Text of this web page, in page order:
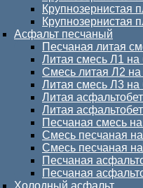
Крупнозернистая
Крупнозернистая
Асфальт песчаный
Песчаная литая
Литая смесь Л1
Смесь литая Л2
Литая смесь Л3
Литая
Литая
Песчаная смесь
Смесь песчаная
Смесь песчаная
Песчаная
Песчаная
Холодный асфальт